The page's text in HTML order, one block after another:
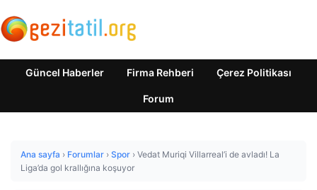
Güncel Haberler Firma Rehberi Çerez Politikası
Forum
Ana sayfa › Forumlar › Spor › Vedat Muriqi Villarreal’i de avladı! La
Liga’da gol krallığına koşuyor